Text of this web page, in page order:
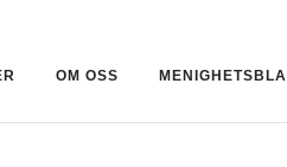
OM OSS